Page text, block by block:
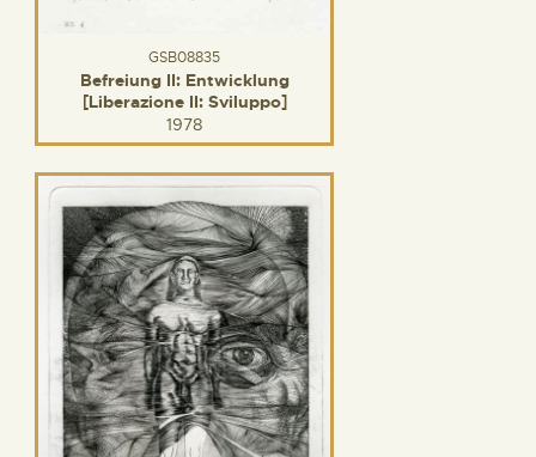
GSB08835
Befreiung II: Entwicklung
[Liberazione II: Sviluppo]
1978